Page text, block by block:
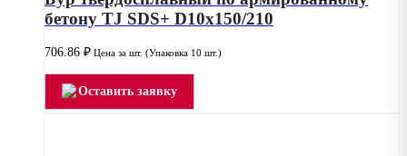
бетону TJ SDS+ D10x150/210
706.86 ₽ Цена за шт. (Упаковка 10 шт.)
Оставить заявку